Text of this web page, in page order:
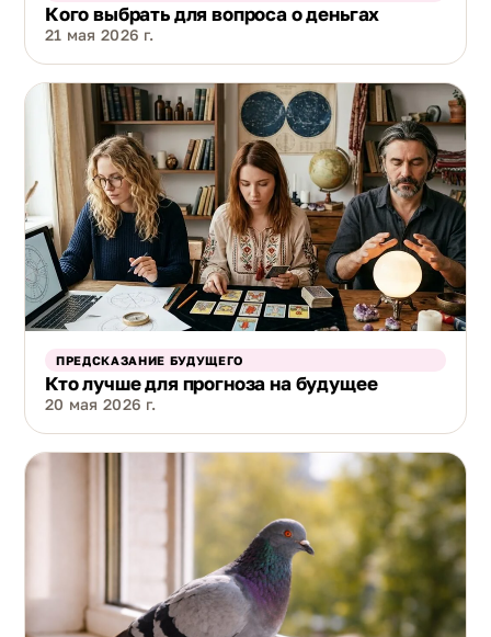
Кого выбрать для вопроса о деньгах
21 мая 2026 г.
ПРЕДСКАЗАНИЕ БУДУЩЕГО
Кто лучше для прогноза на будущее
20 мая 2026 г.